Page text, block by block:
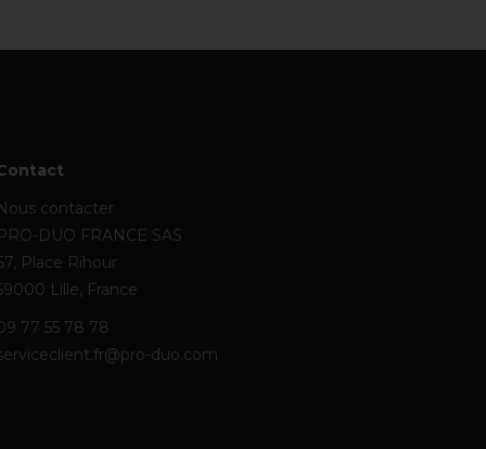
contacter
DUO FRANCE SAS
Place Rihour
Lille, France
77 55 78 78
duo.com